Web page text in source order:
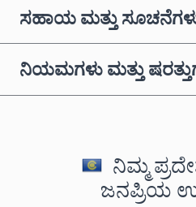
ಸಹಾಯ ಮತ್ತು
ನಿಯಮಗಳು ಮತ್ತು
ನಿಮ್ಮ
ಜನಪ್ರಿಯ